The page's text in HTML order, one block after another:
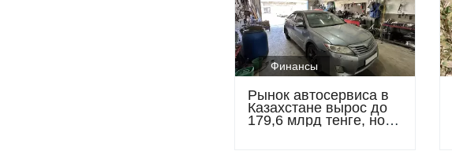
Финансы
Рынок автосервиса в
Казахстане вырос до
179,6 млрд тенге, но